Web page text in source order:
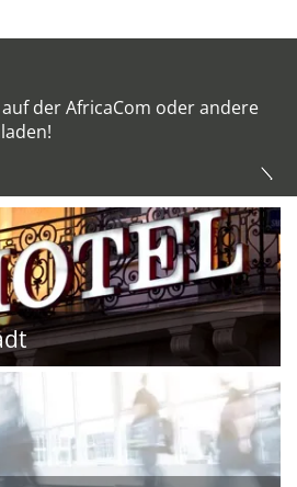
der AfricaCom oder andere